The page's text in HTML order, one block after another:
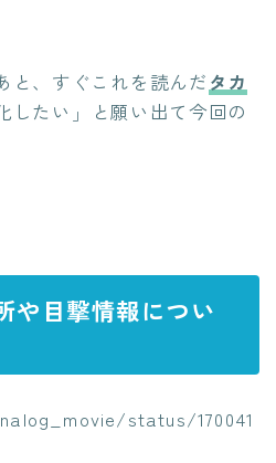
と、すぐこれを読んだ タカ
したい」と願い出て今回の
や目撃情報につい
status/170041